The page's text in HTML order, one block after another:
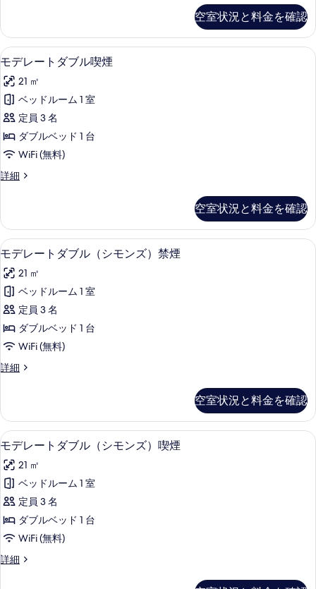
表
示
す
る
煙
の
す
べ
て
の
写
真
を
す
る
ト
ダ
ブ
禁
煙
の
詳
細
空室状況と料金を確認
モ
デ
レ
ー
ト
ダ
ル
煙
の
す
べ
て
の
写
真
を
す
る
セーフティボックス (室内)、遮光カ
5
モデレートダブル喫煙
21 ㎡
ベッドルーム 1 室
定員 3 名
ダブルベッド 1 台
WiFi (無料)
詳細
モ
ト
ダ
ブ
喫
煙
の
詳
細
空室状況と料金を確認
モ
デ
レ
ー
ト
ダ
ル
モ
ン
ズ）
禁
煙
の
す
べ
て
セーフティボックス (室内)、遮光カ
5
モデレートダブル（シモンズ）禁煙
21 ㎡
ベッドルーム 1 室
定員 3 名
ダブルベッド 1 台
WiFi (無料)
詳細
モ
ト
ダ
ブ
（シ
モ
ン
ズ）
禁
煙
の
詳
空室状況と料金を確認
モ
デ
レ
ー
ト
ダ
ル
セーフティボックス (室内)、遮光カ
5
モデレートダブル（シモンズ）喫煙
21 ㎡
ベッドルーム 1 室
定員 3 名
ダブルベッド 1 台
WiFi (無料)
詳細
モ